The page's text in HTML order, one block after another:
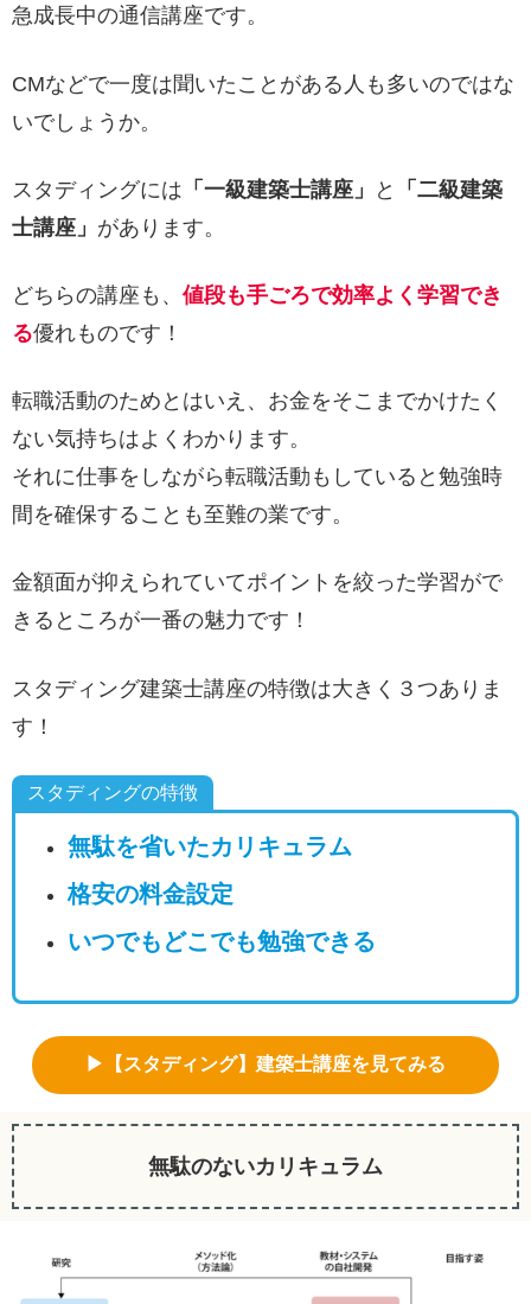
急成長中の通信講座です。
CMなどで一度は聞いたことがある人も多いのではな
いでしょうか。
スタディングには 「一級建築士講座」 と
「二級建築
士講座」 があります。
どちらの講座も、 値段も手ごろで効率よく学習でき
る優れものです！
転職活動のためとはいえ、お金をそこまでかけたく
ない気持ちはよくわかります。
それに仕事をしながら転職活動もしていると勉強時
間を確保することも至難の業です。
金額面が抑えられていてポイントを絞った学習がで
きるところが一番の魅力です！
スタディング建築士講座の特徴は大きく３つありま
す！
スタディングの特徴
無駄を省いたカリキュラム
格安の料金設定
いつでもどこでも勉強できる
▶【スタディング】建築士講座を見てみる
無駄のないカリキュラム